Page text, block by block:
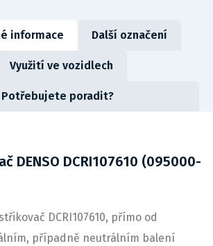
informace Další označení
Využití ve vozidlech
Potřebujete poradit?
DENSO DCRI107610 (095000-
DCRI107610, přímo od
případně neutrálním balení